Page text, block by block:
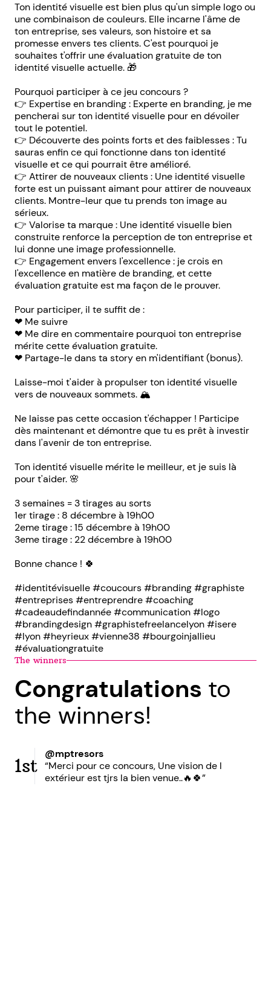
Ton identité visuelle est bien plus qu'un simple logo ou
une combinaison de couleurs. Elle incarne l'âme de
ton entreprise, ses valeurs, son histoire et sa
promesse envers tes clients. C'est pourquoi je
souhaites t'offrir une évaluation gratuite de ton
identité visuelle actuelle. 🎁
Pourquoi participer à ce jeu concours ?
👉 Expertise en branding : Experte en branding, je me
pencherai sur ton identité visuelle pour en dévoiler
tout le potentiel.
👉 Découverte des points forts et des faiblesses : Tu
sauras enfin ce qui fonctionne dans ton identité
visuelle et ce qui pourrait être amélioré.
👉 Attirer de nouveaux clients : Une identité visuelle
forte est un puissant aimant pour attirer de nouveaux
clients. Montre-leur que tu prends ton image au
sérieux.
👉 Valorise ta marque : Une identité visuelle bien
construite renforce la perception de ton entreprise et
lui donne une image professionnelle.
👉 Engagement envers l'excellence : je crois en
l'excellence en matière de branding, et cette
évaluation gratuite est ma façon de le prouver.
Pour participer, il te suffit de :
❤︎ Me suivre
❤︎ Me dire en commentaire pourquoi ton entreprise
mérite cette évaluation gratuite.
❤︎ Partage-le dans ta story en m'identifiant (bonus).
Laisse-moi t'aider à propulser ton identité visuelle
vers de nouveaux sommets. 🏔
Ne laisse pas cette occasion t'échapper ! Participe
dès maintenant et démontre que tu es prêt à investir
dans l'avenir de ton entreprise.
Ton identité visuelle mérite le meilleur, et je suis là
pour t'aider. 🌸
3 semaines = 3 tirages au sorts
1er tirage : 8 décembre à 19h00
2eme tirage : 15 décembre à 19h00
3eme tirage : 22 décembre à 19h00
Bonne chance ! 🍀
#identitévisuelle #coucours #branding #graphiste
#entreprises #entreprendre #coaching
#cadeaudefindannée #communication #logo
#brandingdesign #graphistefreelancelyon #isere
#lyon #heyrieux #vienne38 #bourgoinjallieu
#évaluationgratuite
The winners
Congratulations to
the winners!
1st
@mptresors
“Merci pour ce concours, Une vision de l
extérieur est tjrs la bien venue..🔥🍀”